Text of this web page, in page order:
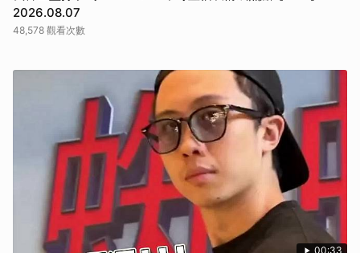
2026.08.07
48,578 觀看次數
00:33